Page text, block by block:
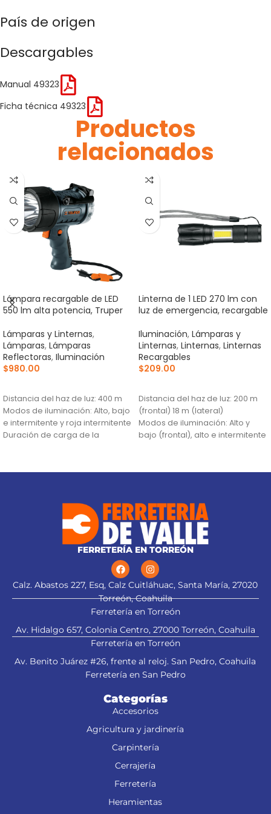
País de origen
Descargables
Manual 49323
Ficha técnica 49323
Productos
relacionados
Lámpara recargable de LED
550 lm alta potencia, Truper
Lámparas y Linternas,
Lámparas, Lámparas
Reflectoras, Iluminación
$980.00
Distancia del haz de luz: 400 m
Modos de iluminación: Alto, bajo
e intermitente y roja intermitente
Duración de carga de la
Linterna de 1 LED 270 lm con
luz de emergencia, recargable
Iluminación, Lámparas y
Linternas, Linternas, Linternas
Recargables
$209.00
Distancia del haz de luz: 200 m
(frontal) 18 m (lateral)
Modos de iluminación: Alto y
bajo (frontal), alto e intermitente
batería: 1.5 horas (alto), 3 horas
FERRETERÍA EN TORREÓN
Calz. Abastos 227, Esq, Calz Cuitláhuac, Santa María, 27020
Torreón, Coahuila
Ferretería en Torreón
Av. Hidalgo 657, Colonia Centro, 27000 Torreón, Coahuila
Ferretería en Torreón
Av. Benito Juárez #26, frente al reloj. San Pedro, Coahuila
Ferretería en San Pedro
Categorías
Accesorios
Agricultura y jardinería
Carpintería
Cerrajería
Ferretería
Heramientas